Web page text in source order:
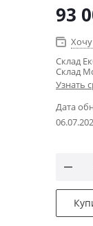
93
Склад
Склад
Узнать
Дата